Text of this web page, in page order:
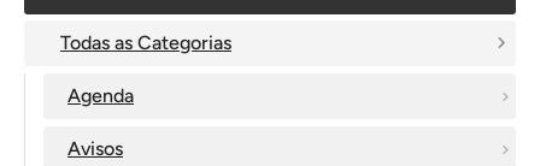
Todas as Categorias
Agenda
Avisos